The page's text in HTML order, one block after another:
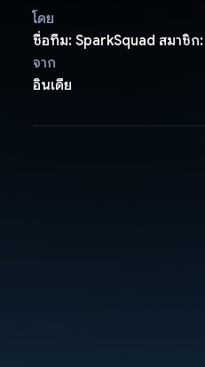
โดย
ชื่อทีม: SparkSquad สมาชิ
จาก
อินเดีย